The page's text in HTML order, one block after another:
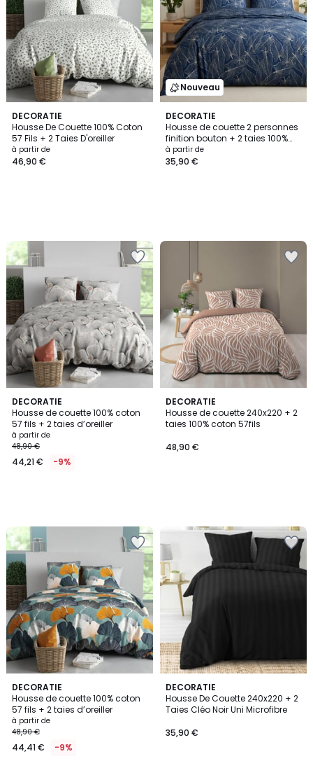
DECORATIE
Housse De Couette 100% Coton
57 Fils + 2 Taies D'oreiller
à partir de
46,90 €
Nouveau
DECORATIE
Housse de couette 2 personnes
finition bouton + 2 taies 100%
microfibre
à partir de
35,90 €
DECORATIE
Housse de couette 100% coton
57 fils + 2 taies d’oreiller
à partir de
48,90 €
44,21 € -9%
DECORATIE
Housse de couette 240x220 + 2
taies 100% coton 57fils
48,90 €
DECORATIE
Housse de couette 100% coton
57 fils + 2 taies d’oreiller
à partir de
48,90 €
44,41 € -9%
DECORATIE
Housse De Couette 240x220 + 2
Taies Cléo Noir Uni Microfibre
35,90 €